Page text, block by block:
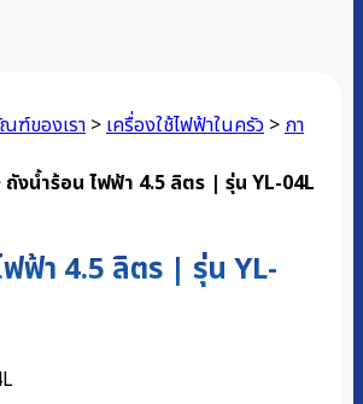
ฑ์ของเรา >เครื่องใช้ไฟฟ้าในครัว >กา
ถังน้ำร้อน ไฟฟ้า 4.5 ลิตร | รุ่น YL-04L
ฟ้า 4.5 ลิตร | รุ่น YL-